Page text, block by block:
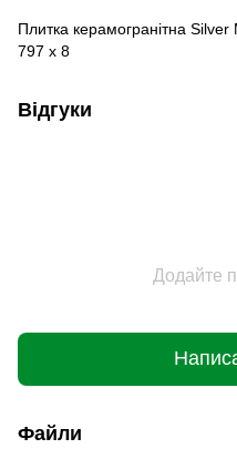
Плитка керамогранітна
797 x 8
Відгуки
Додайте
Файли